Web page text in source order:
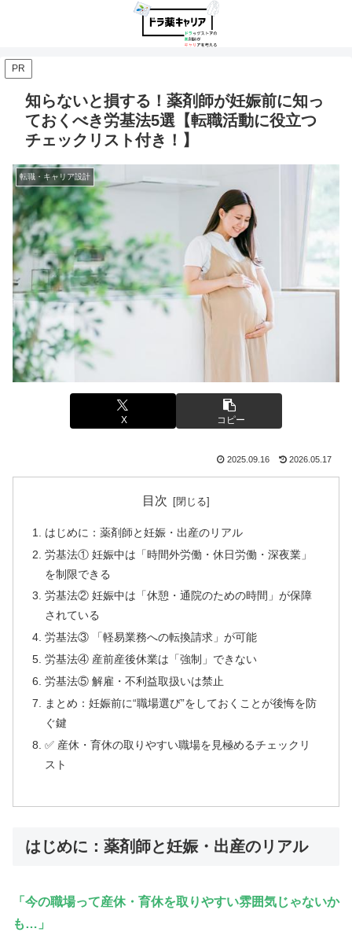
PR
知らないと損する！薬剤師が妊娠前に知っ
ておくべき労基法5選【転職活動に役立つ
チェックリスト付き！】
転職・キャリア設計
X コピー
2025.09.16 2026.05.17
目次
はじめに：薬剤師と妊娠・出産のリアル
労基法① 妊娠中は「時間外労働・休日労働・深夜業」
を制限できる
労基法② 妊娠中は「休憩・通院のための時間」が保障
されている
労基法③ 「軽易業務への転換請求」が可能
労基法④ 産前産後休業は「強制」できない
労基法⑤ 解雇・不利益取扱いは禁止
まとめ：妊娠前に“職場選び”をしておくことが後悔を防
ぐ鍵
✅ 産休・育休の取りやすい職場を見極めるチェックリ
スト
はじめに：薬剤師と妊娠・出産のリアル
「今の職場って産休・育休を取りやすい雰囲気じゃないか
も…」